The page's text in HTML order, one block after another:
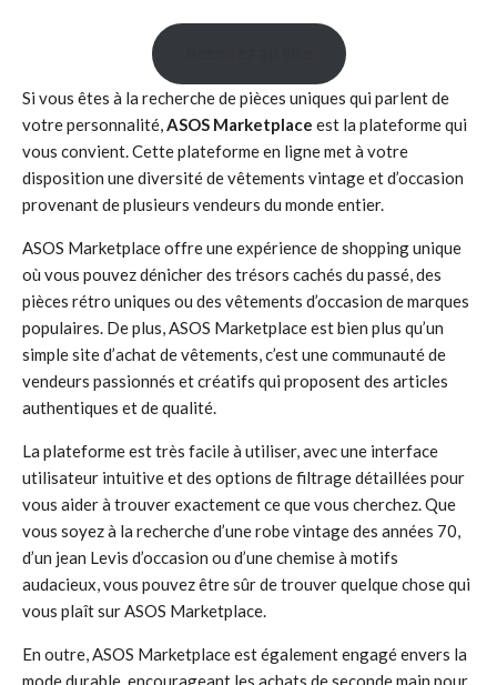
Si vous êtes à la recherche de pièces uniques qui parlent de
votre personnalité, ASOS Marketplace est la plateforme qui
vous convient. Cette plateforme en ligne met à votre
disposition une diversité de vêtements vintage et d’occasion
provenant de plusieurs vendeurs du monde entier.
ASOS Marketplace offre une expérience de shopping unique
où vous pouvez dénicher des trésors cachés du passé, des
pièces rétro uniques ou des vêtements d’occasion de marques
populaires. De plus, ASOS Marketplace est bien plus qu’un
simple site d’achat de vêtements, c’est une communauté de
vendeurs passionnés et créatifs qui proposent des articles
authentiques et de qualité.
La plateforme est très facile à utiliser, avec une interface
utilisateur intuitive et des options de filtrage détaillées pour
vous aider à trouver exactement ce que vous cherchez. Que
vous soyez à la recherche d’une robe vintage des années 70,
d’un jean Levis d’occasion ou d’une chemise à motifs
audacieux, vous pouvez être sûr de trouver quelque chose qui
vous plaît sur ASOS Marketplace.
En outre, ASOS Marketplace est également engagé envers la
mode durable, encourageant les achats de seconde main pour